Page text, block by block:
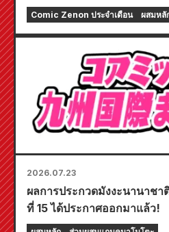
กันยายน 2026" วางจำหน่าย
Comic Zenon ประจำเดือน ผสมหลั
2026.07.23
ผลการประกวดมังงะนานาช
ที่ 15 ได้ประกาศออกมาแล้ว!